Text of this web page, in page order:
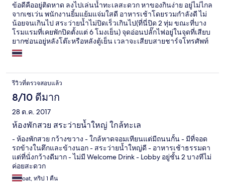
ข้อดีคืออยู่ติดหาด ลงไปเล่นน้ำทะเลสะดวก หาของกินง่าย อยู่ไม่ไกล
จากเซเว่น พนักงานยิ้มแย้มแจ่มใสดี อาหารเช้าโดยรวมกำลังดี ไม่
น้อยจนเกินไป สระว่ายน้ำไม่ปิดเร็วเกินไป(ที่นี่ปิด 2 ทุ่ม ขณะที่บาง
โรมแรมที่เคยพักปิดตั้งแต่ 6 โมงเย็น) จุดอ่อนปลั๊กไฟอยู่ในจุดที่เสียบ
ยากซ่อนอยู่หลังโต๊ะหรือหลังตู้เย็น เวลาจะเสียบสายชาร์จโทรศัพท์
หรือNotebookทำได้ลำบาก และควรเพิ่มจุดล้างเท้าก่อนเข้า
โรงแรมให้กับลูกค้าที่กลับจากเล่นน้ำทะเล ส่วนห้องทานอาหารเช้า
อาหารของคนที่ทานก่อนหน้าติดอยู่ ซึ่งจะเช็ดออกได้ไม่หมด อาจจะ
ไปเลอะมือของคนที่มานั่งทานต่อ
รีวิวที่ตรวจสอบแล้ว
8/10 ดีมาก
28 ต.ค. 2017
ห้องพักสวย สระว่ายน้ำใหญ่ ใกล้ทะเล
- ห้องพักสวย กว้างขวาง - ใกล้หาดจอมเทียนแต่มีถนนกั้น - มีที่จอด
รถข้างในตึกและข้างนอก - สระว่ายน้ำใหญ่ดี - อาหารเช้าธรรมดา
แต่ที่นั่งกว้างดีมาก - ไม่มี Welcome Drink - Lobby อยู่ชั้น 2 บางทีไม่
ค่อยสะดวก
oat, ทริป 1 คืน